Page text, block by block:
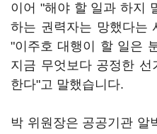
이어 "해야 할 일과 하지
하는 권력자는 망했다는
"이주호 대행이 할 일은
지금 무엇보다 공정한
한다"고 말했습니다.
박 위원장은 공공기관 알